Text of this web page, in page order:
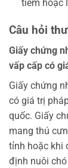
tiêm hoặc
Câu hỏi
Giấy chứng
vấp cấp có
Giấy chứng
có giá trị
quốc. Giấy
mang thú
tỉnh hoặc khi
định nuôi